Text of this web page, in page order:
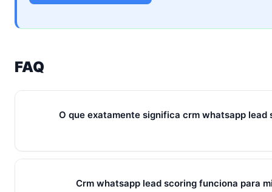
FAQ
O que exatamente significa crm whatsapp lead
Em 2026, crm whatsapp lead scoring representa o conjunto
fluxo único. Em PMEs brasileiras, gira sempre em torno de
Crm whatsapp lead scoring funciona para